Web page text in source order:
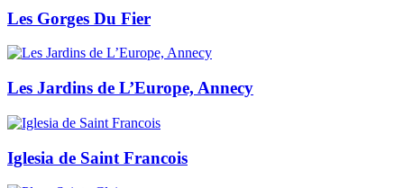
Les Gorges Du Fier
Les Jardins de L’Europe, Annecy
Iglesia de Saint Francois